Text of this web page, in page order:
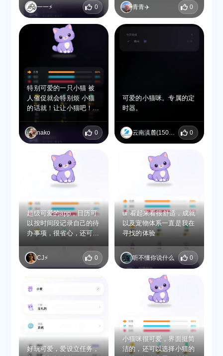
软件。
一一⚡️ 0 青青✈️ 0
特别可爱的一只小猫 被
人催促就会特别烦 小猫
的话就！让让小猫吧！
希望可以出更多可爱的小
猫！添加任务的界面希望
能更简洁一点 如果直接
的时候一个一个划掉感觉
会比较解压 在一些比较
卡时间的任务上 添加时
间 让小猫监督感觉会方
nako 0
可爱的小猫咪。专属的定
时器。
云南滇麓(15096443407) 0
超级可爱的app，日历可
以按时间段记录自己的待
办事项，很省心，还可以
给它喂饭刷毛和它玩耍
CJ⚡️ 0
ui 看起来看很舒适，成就
以及宠物体系一直是我在
寻找的体验
听不懂你说什么 0
好玩可爱，爱设立任务，
小猫咪很可爱，界面挺简
洁的，还可以选择小猫的